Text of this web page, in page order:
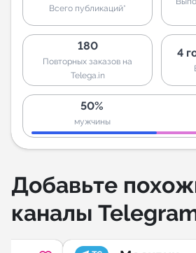
Всего публикаций*
180
Повторных заказов на
Telega.in
4
50%
мужчины
Добавьте
каналы